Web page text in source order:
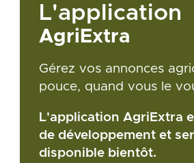
L'application
AgriExtra
Gérez vos annonces
pouce, quand vous le
L'application AgriExtra
de développement et
disponible bientôt.